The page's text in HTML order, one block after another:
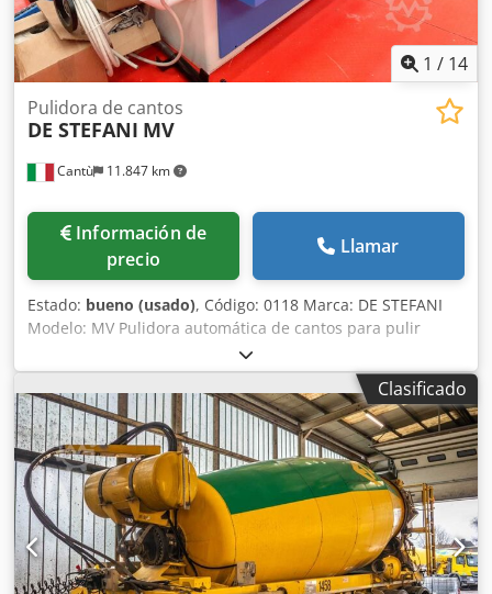
1 / 14
Cantù 11.847 km
Pulidora de cantos
DE STEFANI MV
Información de
precio
Llamar
Estado: bueno (usado), Código: 0118 Marca: DE STEFANI
Modelo: MV Pulidora automática de cantos para pulir
poliéster, poliuretano y otras pinturas Csdowiv Dkepfx
Aikorf Características: Sistema de tracción sobre orugas
con patines de goma Prensor superior manual con ruedas
de goma Barra de soporte ajustable para piezas anchas
Composición: 1.er grupo - 2 cepillos ajustables - Motor de
4 CV 2.º grupo - 1 cepillo - Motor de 2 CV Altura de la
superficie de trabajo: 870 mm Velocidad de avance: de 5 a
25 m/min Longitud de trabajo mín.: 150 mm Altura de
trabajo mín./máx.: 10/100 mm Ancho de trabajo mín.: 50
mm Cabina de protección Cuadro eléctrico Dimensiones
totales: 2700 x 1000 x 1250 h (mm) Peso: 1500 kg
Clasificado